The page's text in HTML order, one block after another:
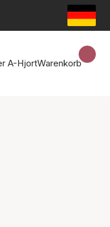
A-HjortWarenkorb